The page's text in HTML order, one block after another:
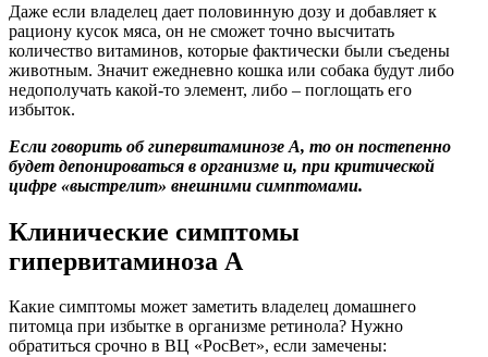
Даже если владелец дает половинную дозу и добавляет к
рациону кусок мяса, он не сможет точно высчитать
количество витаминов, которые фактически были съедены
животным. Значит ежедневно кошка или собака будут либо
недополучать какой-то элемент, либо – поглощать его
избыток.
Если говорить об гипервитаминозе А, то он постепенно
будет депонироваться в организме и, при критической
цифре «выстрелит» внешними симптомами.
Клинические симптомы
гипервитаминоза А
Какие симптомы может заметить владелец домашнего
питомца при избытке в организме ретинола? Нужно
обратиться срочно в ВЦ «РосВет», если замечены: